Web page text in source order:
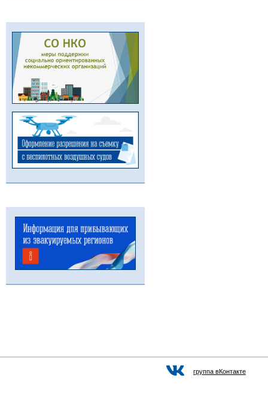
группа вКонтакте